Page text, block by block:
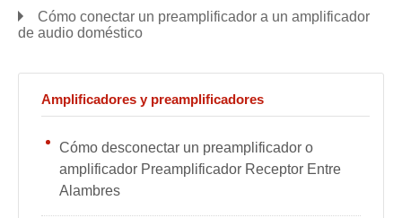
Cómo conectar un preamplificador a un amplificador
de audio doméstico
Amplificadores y preamplificadores
Cómo desconectar un preamplificador o
amplificador Preamplificador Receptor Entre
Alambres